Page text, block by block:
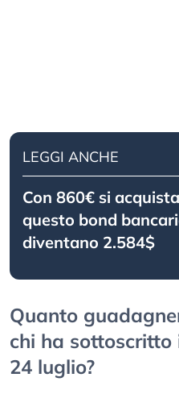
LEGGI ANCHE
Con 860€ si
questo bond
diventano 2.584$
Quanto
chi ha sottoscritto
24 luglio?